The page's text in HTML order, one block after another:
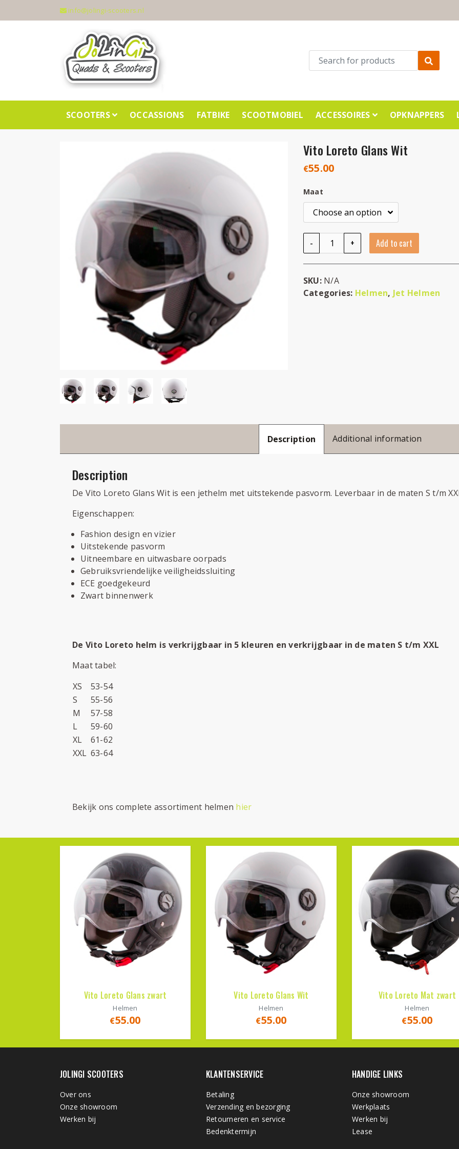
info@jolingi-scooters.nl
SCOOTERS OCCASSIONS FATBIKE SCOOTMOBIEL ACCESSOIRES OPKNAPPERS
Vito Loreto Glans Wit
€55.00
Maat
-
Vito Loreto Glans Wit quantity
+ Add to cart
SKU: N/A
Categories: Helmen, Jet Helmen
Description Additional information
Description
De Vito Loreto Glans Wit is een jethelm met uitstekende pasvorm. Leverbaar in de maten S t/m
Eigenschappen:
Fashion design en vizier
Uitstekende pasvorm
Uitneembare en uitwasbare oorpads
Gebruiksvriendelijke veiligheidssluiting
ECE goedgekeurd
Zwart binnenwerk
De Vito Loreto helm is verkrijgbaar in 5 kleuren en verkrijgbaar in de maten S t/m XXL
Maat tabel:
XS
53-54
S
55-56
M
57-58
L
59-60
XL
61-62
XXL 63-64
Bekijk ons complete assortiment helmen hier
Vito Loreto Glans zwart
Helmen
€55.00
Vito Loreto Glans Wit
Helmen
€55.00
Vito Loreto Mat zwart
Helmen
€55.00
JOLINGI SCOOTERS
Over ons
Onze showroom
Werken bij
KLANTENSERVICE
Betaling
Verzending en bezorging
Retourneren en service
Bedenktermijn
HANDIGE LINKS
Onze showroom
Werkplaats
Werken bij
Lease